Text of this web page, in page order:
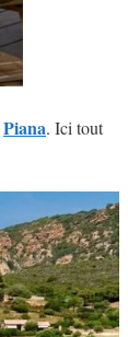
Piana. Ici tout